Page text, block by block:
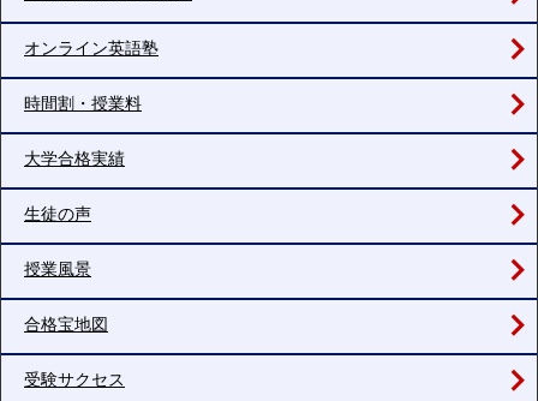
オンライン英語塾
時間割・授業料
大学合格実績
生徒の声
授業風景
合格宝地図
受験サクセス